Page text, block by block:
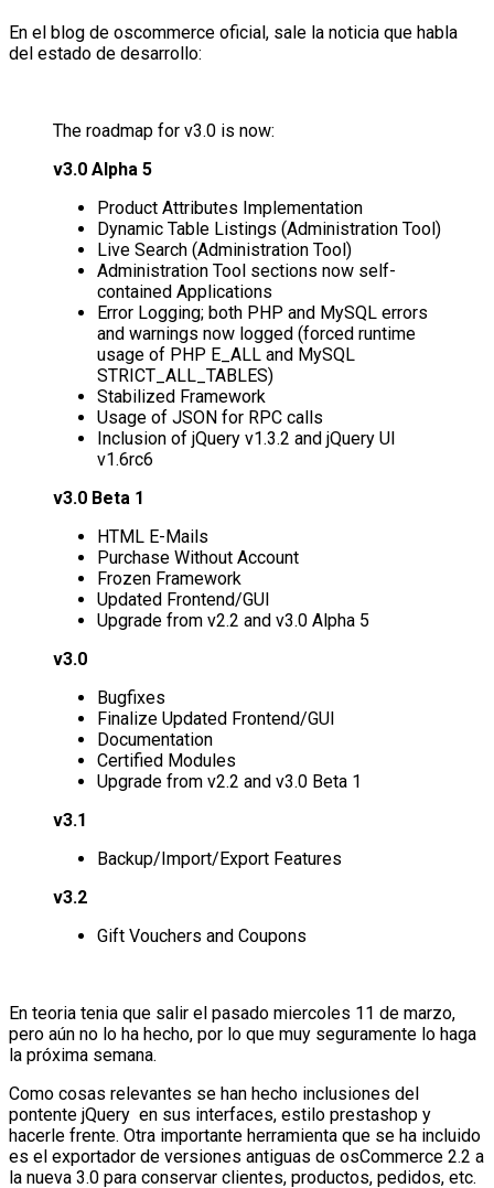
En el blog de oscommerce oficial, sale la noticia que habla
del estado de desarrollo:
The roadmap for v3.0 is now:
v3.0 Alpha 5
Product Attributes Implementation
Dynamic Table Listings (Administration Tool)
Live Search (Administration Tool)
Administration Tool sections now self-
contained Applications
Error Logging; both PHP and MySQL errors
and warnings now logged (forced runtime
usage of PHP E_ALL and MySQL
STRICT_ALL_TABLES)
Stabilized Framework
Usage of JSON for RPC calls
Inclusion of jQuery v1.3.2 and jQuery UI
v1.6rc6
v3.0 Beta 1
HTML E-Mails
Purchase Without Account
Frozen Framework
Updated Frontend/GUI
Upgrade from v2.2 and v3.0 Alpha 5
v3.0
Bugfixes
Finalize Updated Frontend/GUI
Documentation
Certified Modules
Upgrade from v2.2 and v3.0 Beta 1
v3.1
Backup/Import/Export Features
v3.2
Gift Vouchers and Coupons
En teoria tenia que salir el pasado miercoles 11 de marzo,
pero aún no lo ha hecho, por lo que muy seguramente lo haga
la próxima semana.
Como cosas relevantes se han hecho inclusiones del
pontente jQuery en sus interfaces, estilo prestashop y
hacerle frente. Otra importante herramienta que se ha incluido
es el exportador de versiones antiguas de osCommerce 2.2 a
la nueva 3.0 para conservar clientes, productos, pedidos, etc.